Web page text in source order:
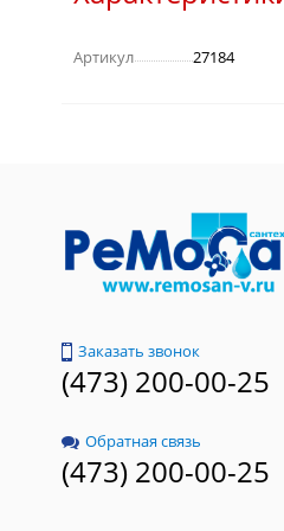
Артикул 27184
Заказать звонок
(473) 200-00-25
Обратная связь
(473) 200-00-25